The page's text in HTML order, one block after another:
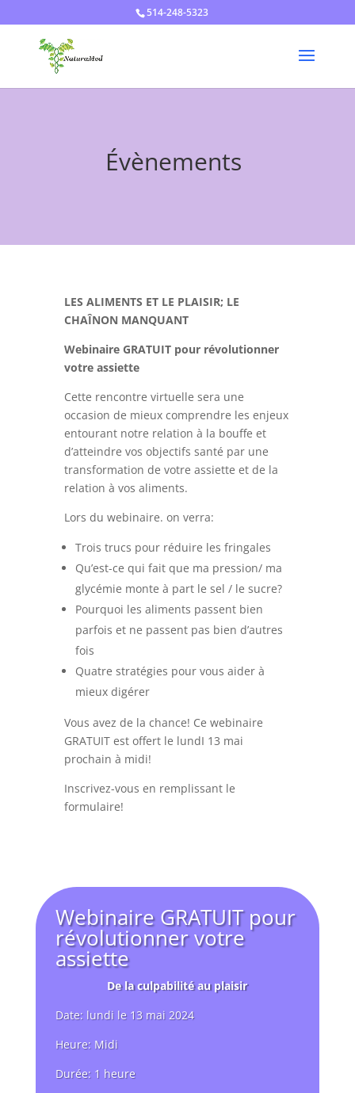
514-248-5323
Évènements
LES ALIMENTS ET LE PLAISIR; LE
CHAÎNON MANQUANT
Webinaire GRATUIT pour révolutionner
votre assiette
Cette rencontre virtuelle sera une
occasion de mieux comprendre les enjeux
entourant notre relation à la bouffe et
d’atteindre vos objectifs santé par une
transformation de votre assiette et de la
relation à vos aliments.
Lors du webinaire. on verra:
Trois trucs pour réduire les fringales
Qu’est-ce qui fait que ma pression/ ma
glycémie monte à part le sel / le sucre?
Pourquoi les aliments passent bien
parfois et ne passent pas bien d’autres
fois
Quatre stratégies pour vous aider à
mieux digérer
Vous avez de la chance! Ce webinaire
GRATUIT est offert le lundI 13 mai
prochain à midi!
Inscrivez-vous en remplissant le
formulaire!
Webinaire GRATUIT pour
révolutionner votre
assiette
De la culpabilité au plaisir
Date: lundi le 13 mai 2024
Heure: Midi
Durée: 1 heure